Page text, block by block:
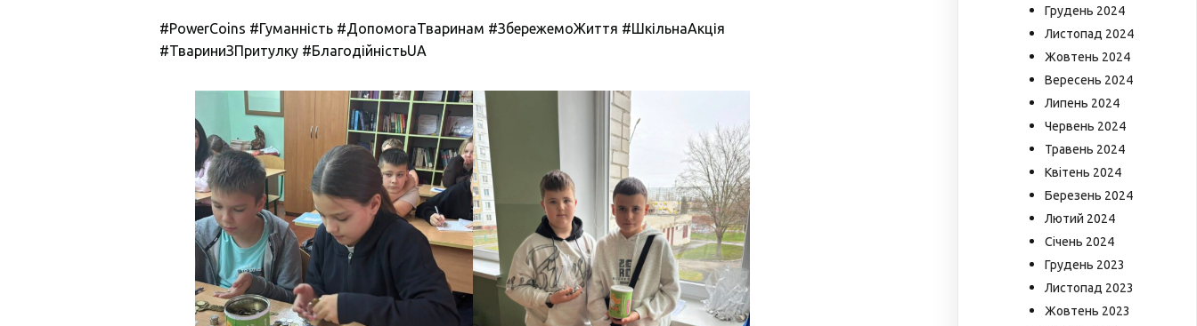
#PowerCoins #Гуманність #ДопомогаТваринам #ЗбережемоЖиття #ШкільнаАкція
#ТвариниЗПритулку #БлагодійністьUA
Грудень 2024
Листопад 2024
Жовтень 2024
Вересень 2024
Липень 2024
Червень 2024
Травень 2024
Квітень 2024
Березень 2024
Лютий 2024
Січень 2024
Грудень 2023
Листопад 2023
Жовтень 2023